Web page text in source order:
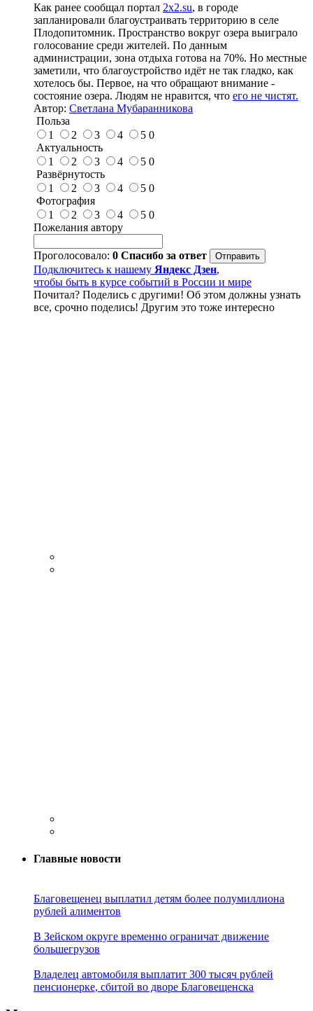
Как ранее сообщал портал 2x2.su, в городе
запланировали благоустраивать территорию в селе
Плодопитомник. Пространство вокруг озера выиграло
голосование среди жителей. По данным
администрации, зона отдыха готова на 70%. Но местные
заметили, что благоустройство идёт не так гладко, как
хотелось бы. Первое, на что обращают внимание -
состояние озера. Людям не нравится, что его не чистят.
Автор: Светлана Мубаранникова
Польза
1
2 3 4 5 0
Актуальность
1
2 3 4 5 0
Развёрнутость
1
2 3 4 5 0
Фотография
1
2 3 4 5 0
Пожелания автору
Проголосовало: 0 Спасибо за ответ
Подключитесь к нашему Яндекс Дзен,
чтобы быть в курсе событий в России и мире
Почитал? Поделись с другими! Об этом должны узнать
все, срочно поделись! Другим это тоже интересно
Главные новости
Благовещенец выплатил детям более полумиллиона
рублей алиментов
В Зейском округе временно ограничат движение
большегрузов
Владелец автомобиля выплатит 300 тысяч рублей
пенсионерке, сбитой во дворе Благовещенска